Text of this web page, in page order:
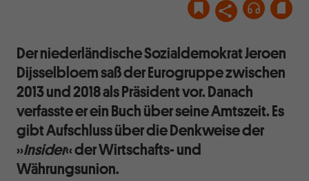
Der niederländische Sozialdemokrat Jeroen
Dijsselbloem saß der Eurogruppe zwischen
2013 und 2018 als Präsident vor. Danach
verfasste er ein Buch über seine Amtszeit. Es
gibt Aufschluss über die Denkweise der
››Insider‹‹ der Wirtschafts- und
Währungsunion.